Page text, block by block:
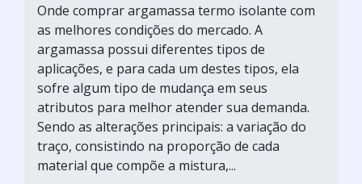
Onde comprar argamassa termo isolante com
as melhores condições do mercado. A
argamassa possui diferentes tipos de
aplicações, e para cada um destes tipos, ela
sofre algum tipo de mudança em seus
atributos para melhor atender sua demanda.
Sendo as alterações principais: a variação do
traço, consistindo na proporção de cada
material que compõe a mistura,...